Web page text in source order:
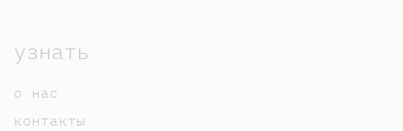
узнать
о нас
контакты